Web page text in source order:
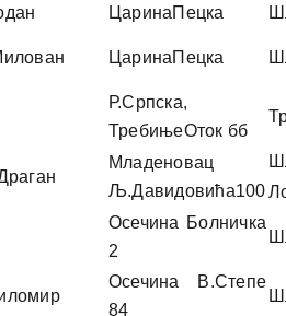
ЦаринаПецка
ЦаринаПецка
Р.Српска,
ТребињеОток бб
Младеновац
Љ.Давидовића100
Осечина Болничка
2
Осечина В.Степе
84